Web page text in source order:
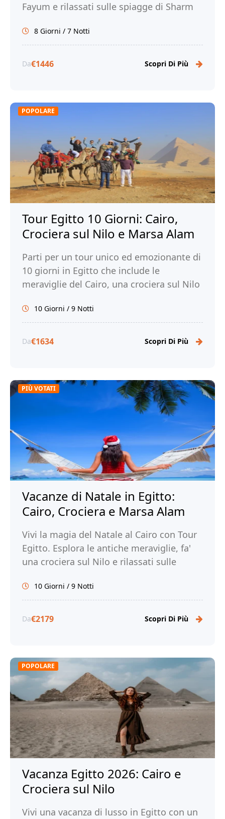
Fayum e rilassati sulle spiagge di Sharm
8 Giorni / 7 Notti
Da€1446 Scopri Di Più
POPOLARE
Tour Egitto 10 Giorni: Cairo,
Crociera sul Nilo e Marsa Alam
Parti per un tour unico ed emozionante di
10 giorni in Egitto che include le
meraviglie del Cairo, una crociera sul Nilo
10 Giorni / 9 Notti
Da€1634 Scopri Di Più
PIÙ VOTATI
Vacanze di Natale in Egitto:
Cairo, Crociera e Marsa Alam
Vivi la magia del Natale al Cairo con Tour
Egitto. Esplora le antiche meraviglie, fa'
una crociera sul Nilo e rilassati sulle
subito!
10 Giorni / 9 Notti
Da€2179 Scopri Di Più
POPOLARE
Vacanza Egitto 2026: Cairo e
Crociera sul Nilo
Vivi una vacanza di lusso in Egitto con un